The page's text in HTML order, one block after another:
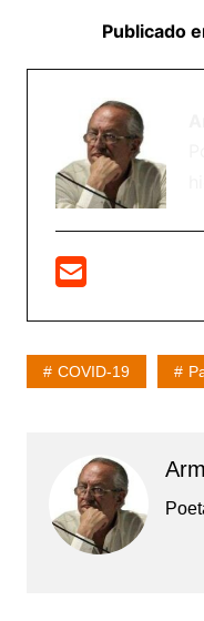
Publicado
COVID-19